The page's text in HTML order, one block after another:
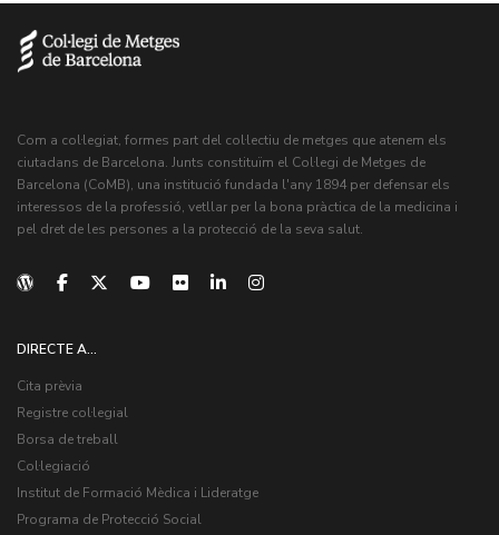
Com a col·legiat, formes part del col·lectiu de metges que atenem els
ciutadans de Barcelona. Junts constituïm el Col·legi de Metges de
Barcelona (CoMB), una institució fundada l'any 1894 per defensar els
interessos de la professió, vetllar per la bona pràctica de la medicina i
pel dret de les persones a la protecció de la seva salut.
DIRECTE A...
Cita prèvia
Registre col·legial
Borsa de treball
Col·legiació
Institut de Formació Mèdica i Lideratge
Programa de Protecció Social